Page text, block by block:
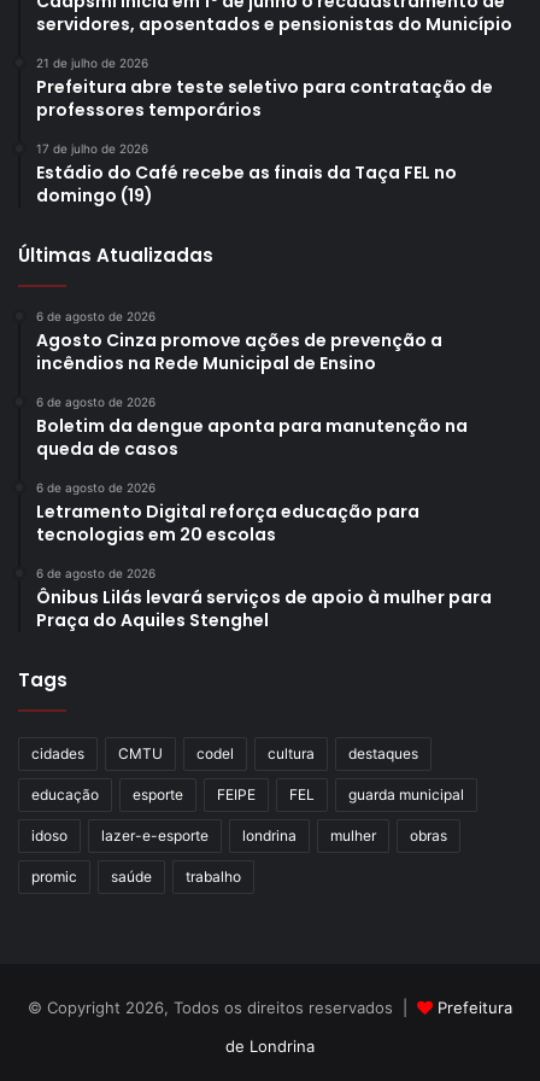
legumes e frutas consumidos crus, tratamentos térmicos,
manutenção, distribuição de alimentos.
Gostei 1
Manipulação de Alimentos
servidores, aposentados e pensionistas do Município
21 de julho de 2026
Prefeitura abre teste seletivo para contratação de
professores temporários
17 de julho de 2026
Estádio do Café recebe as finais da Taça FEL no
domingo (19)
Últimas Atualizadas
6 de agosto de 2026
Agosto Cinza promove ações de prevenção a
incêndios na Rede Municipal de Ensino
6 de agosto de 2026
Boletim da dengue aponta para manutenção na
queda de casos
6 de agosto de 2026
Letramento Digital reforça educação para
tecnologias em 20 escolas
6 de agosto de 2026
Ônibus Lilás levará serviços de apoio à mulher para
Praça do Aquiles Stenghel
Tags
cidades CMTU codel cultura destaques
educação esporte FEIPE FEL guarda municipal
idoso lazer-e-esporte londrina mulher obras
promic saúde trabalho
© Copyright 2026, Todos os direitos reservados |
Prefeitura
de Londrina